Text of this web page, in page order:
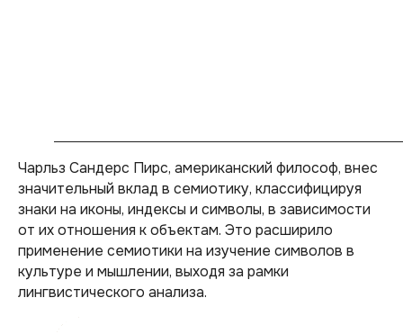
Чарльз Сандерс Пирс, американский философ, внес
значительный вклад в семиотику, классифицируя
знаки на иконы, индексы и символы, в зависимости
от их отношения к объектам. Это расширило
применение семиотики на изучение символов в
культуре и мышлении, выходя за рамки
лингвистического анализа.